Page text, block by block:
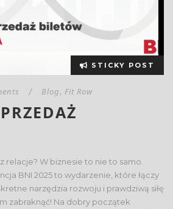
STICKY POST
/ Blog, Fit Row
relacje? W biznesie to nie to samo.
BNI 2025 to wydarzenie, które łączy
narzędzia rozwoju i prawdziwą siłę
zabraknąć! Na dobry początek